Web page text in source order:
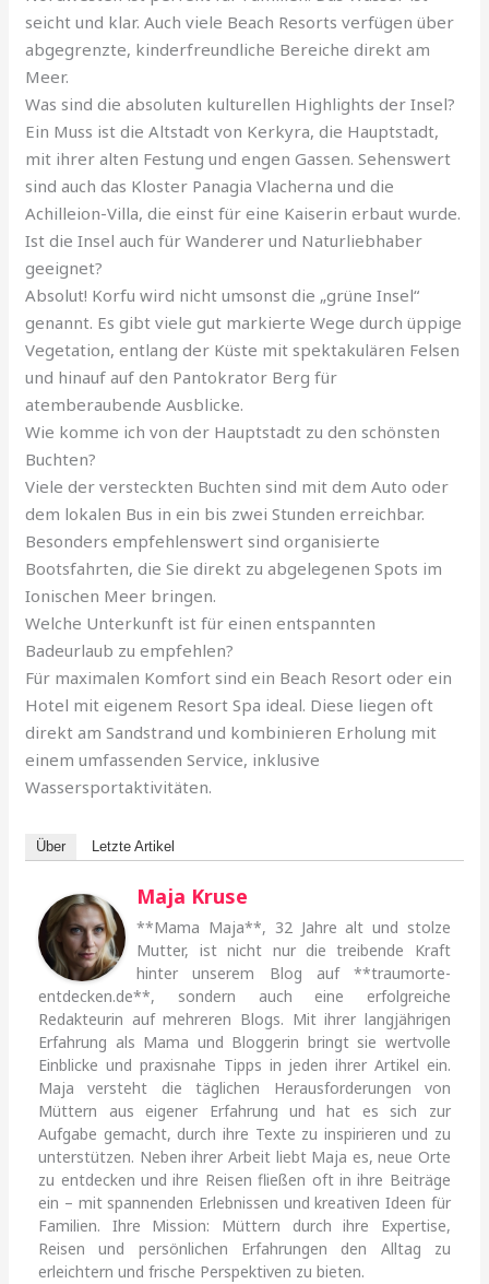
seicht und klar. Auch viele Beach Resorts verfügen über
abgegrenzte, kinderfreundliche Bereiche direkt am
Meer.
Was sind die absoluten kulturellen Highlights der Insel?
Ein Muss ist die Altstadt von Kerkyra, die Hauptstadt,
mit ihrer alten Festung und engen Gassen. Sehenswert
sind auch das Kloster Panagia Vlacherna und die
Achilleion-Villa, die einst für eine Kaiserin erbaut wurde.
Ist die Insel auch für Wanderer und Naturliebhaber
geeignet?
Absolut! Korfu wird nicht umsonst die „grüne Insel“
genannt. Es gibt viele gut markierte Wege durch üppige
Vegetation, entlang der Küste mit spektakulären Felsen
und hinauf auf den Pantokrator Berg für
atemberaubende Ausblicke.
Wie komme ich von der Hauptstadt zu den schönsten
Buchten?
Viele der versteckten Buchten sind mit dem Auto oder
dem lokalen Bus in ein bis zwei Stunden erreichbar.
Besonders empfehlenswert sind organisierte
Bootsfahrten, die Sie direkt zu abgelegenen Spots im
Ionischen Meer bringen.
Welche Unterkunft ist für einen entspannten
Badeurlaub zu empfehlen?
Für maximalen Komfort sind ein Beach Resort oder ein
Hotel mit eigenem Resort Spa ideal. Diese liegen oft
direkt am Sandstrand und kombinieren Erholung mit
einem umfassenden Service, inklusive
Wassersportaktivitäten.
Über Letzte Artikel
Maja Kruse
**Mama Maja**, 32 Jahre alt und stolze
Mutter, ist nicht nur die treibende Kraft
hinter unserem Blog auf **traumorte-
entdecken.de**, sondern auch eine erfolgreiche
Redakteurin auf mehreren Blogs. Mit ihrer langjährigen
Erfahrung als Mama und Bloggerin bringt sie wertvolle
Einblicke und praxisnahe Tipps in jeden ihrer Artikel ein.
Maja versteht die täglichen Herausforderungen von
Müttern aus eigener Erfahrung und hat es sich zur
Aufgabe gemacht, durch ihre Texte zu inspirieren und zu
unterstützen. Neben ihrer Arbeit liebt Maja es, neue Orte
zu entdecken und ihre Reisen fließen oft in ihre Beiträge
ein – mit spannenden Erlebnissen und kreativen Ideen für
Familien. Ihre Mission: Müttern durch ihre Expertise,
Reisen und persönlichen Erfahrungen den Alltag zu
erleichtern und frische Perspektiven zu bieten.